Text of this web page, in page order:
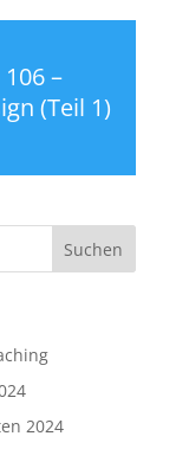
–
(Teil 1)
2024